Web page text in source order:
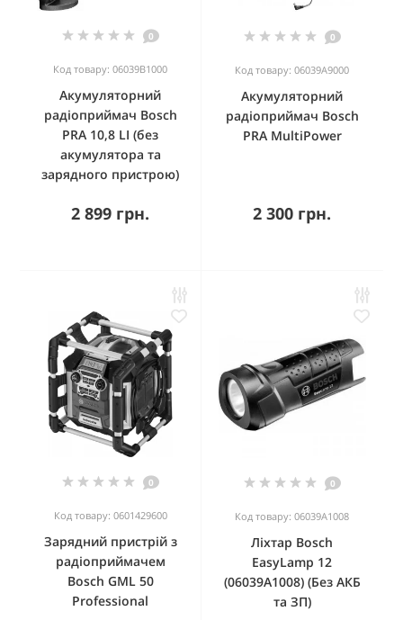
0
Код товару: 06039B1000
Акумуляторний
радіоприймач Bosch
PRA 10,8 LI (без
акумулятора та
зарядного пристрою)
2 899 грн.
0
Код товару: 06039A9000
Акумуляторний
радіоприймач Bosch
PRA MultiPower
2 300 грн.
0
Код товару: 0601429600
Зарядний пристрій з
радіоприймачем
Bosch GML 50
Professional
0
Код товару: 06039A1008
Ліхтар Bosch
EasyLamp 12
(06039A1008) (Без АКБ
та ЗП)